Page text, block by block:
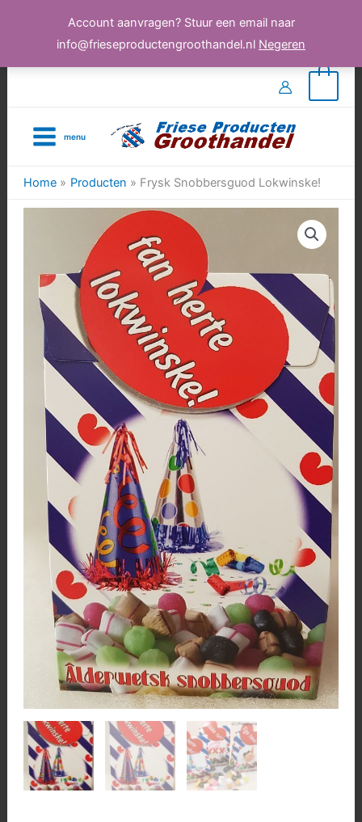
Account aanvragen? Stuur een email naar
info@frieseproductengroothandel.nl Negeren
inhoud
menu
Home Producten Frysk Snobbersguod Lokwinske!